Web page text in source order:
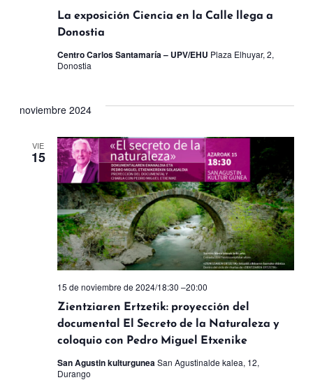
La exposición Ciencia en la Calle llega a
Donostia
Centro Carlos Santamaría – UPV/EHU Plaza Elhuyar, 2,
Donostia
noviembre 2024
VIE
15
15 de noviembre de 2024/18:30 –20:00
Zientziaren Ertzetik: proyección del
documental El Secreto de la Naturaleza y
coloquio con Pedro Miguel Etxenike
San Agustin kulturguneaSan Agustinalde kalea, 12,
Durango